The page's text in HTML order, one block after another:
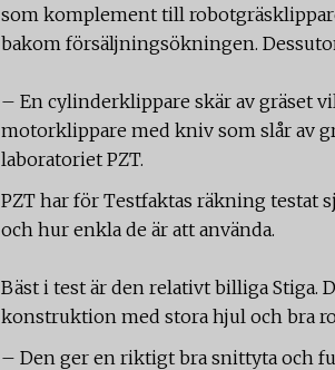
som komplement till
bakom försäljningsökningen.
– En cylinderklippare skär av gräset
motorklippare med kniv som slår av
laboratoriet PZT.
PZT har för Testfaktas räkning testat
och hur enkla de är att använda.
Bäst i test är den relativt billiga Stiga.
konstruktion med stora hjul och bra
– Den ger en riktigt bra snittyta och